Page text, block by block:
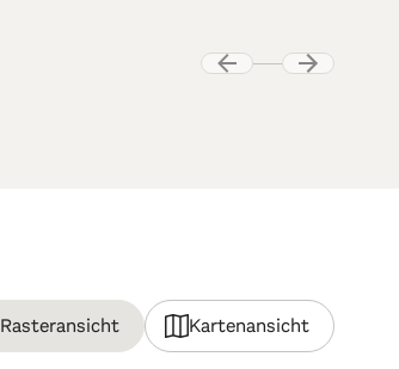
Rasteransicht Kartenansicht